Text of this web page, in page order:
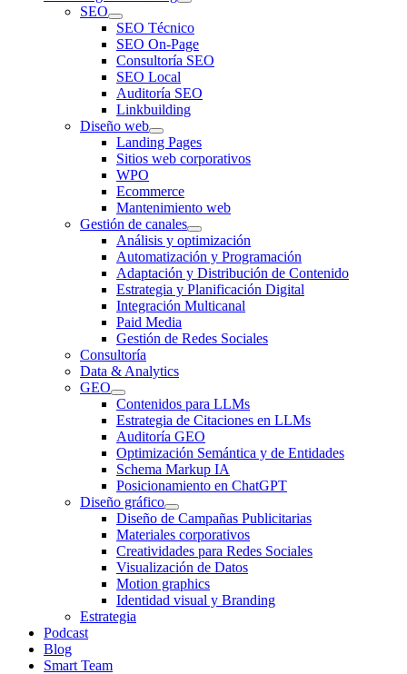
SEO
SEO Técnico
SEO On-Page
Consultoría SEO
SEO Local
Auditoría SEO
Linkbuilding
Diseño web
Landing Pages
Sitios web corporativos
WPO
Ecommerce
Mantenimiento web
Gestión de canales
Análisis y optimización
Automatización y Programación
Adaptación y Distribución de Contenido
Estrategia y Planificación Digital
Integración Multicanal
Paid Media
Gestión de Redes Sociales
Consultoría
Data & Analytics
GEO
Contenidos para LLMs
Estrategia de Citaciones en LLMs
Auditoría GEO
Optimización Semántica y de Entidades
Schema Markup IA
Posicionamiento en ChatGPT
Diseño gráfico
Diseño de Campañas Publicitarias
Materiales corporativos
Creatividades para Redes Sociales
Visualización de Datos
Motion graphics
Identidad visual y Branding
Estrategia
Podcast
Blog
Smart Team